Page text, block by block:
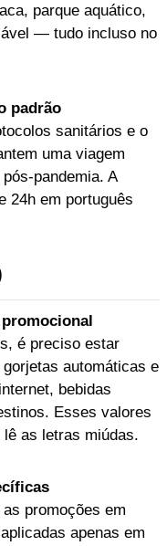
parque aquático,
— tudo incluso no
padrão
sanitários e o
uma viagem
pandemia. A
24h em português
é preciso estar
automáticas e
bebidas
Esses valores
lê as letras miúdas.
promoções em
apenas em